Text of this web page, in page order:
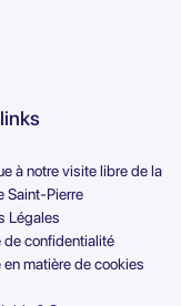
à notre visite libre de la
Saint-Pierre
Légales
de confidentialité
en matière de cookies